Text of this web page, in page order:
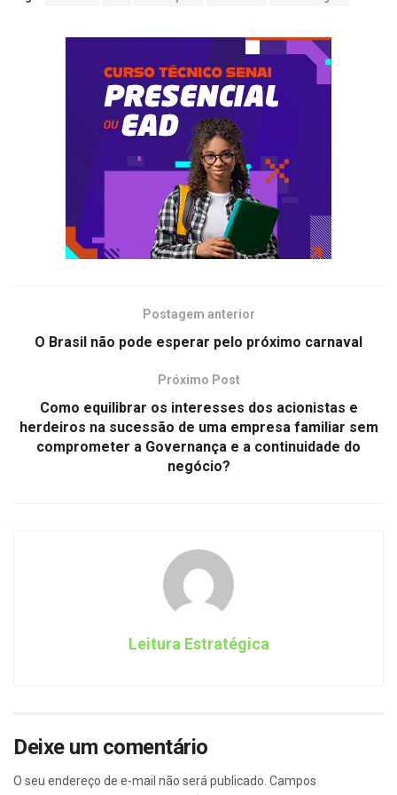
Postagem anterior
O Brasil não pode esperar pelo próximo carnaval
Próximo Post
Como equilibrar os interesses dos acionistas e
herdeiros na sucessão de uma empresa familiar sem
comprometer a Governança e a continuidade do
negócio?
Leitura Estratégica
Deixe um comentário
O seu endereço de e-mail não será publicado. Campos